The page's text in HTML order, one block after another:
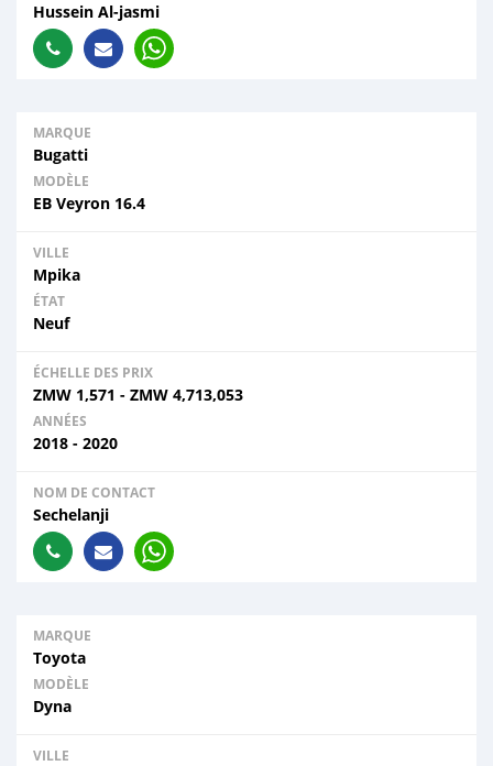
Hussein Al-jasmi
MARQUE
Bugatti
MODÈLE
EB Veyron 16.4
VILLE
Mpika
ÉTAT
Neuf
ÉCHELLE DES PRIX
ZMW 1,571 - ZMW 4,713,053
ANNÉES
2018 - 2020
NOM DE CONTACT
Sechelanji
MARQUE
Toyota
MODÈLE
Dyna
VILLE